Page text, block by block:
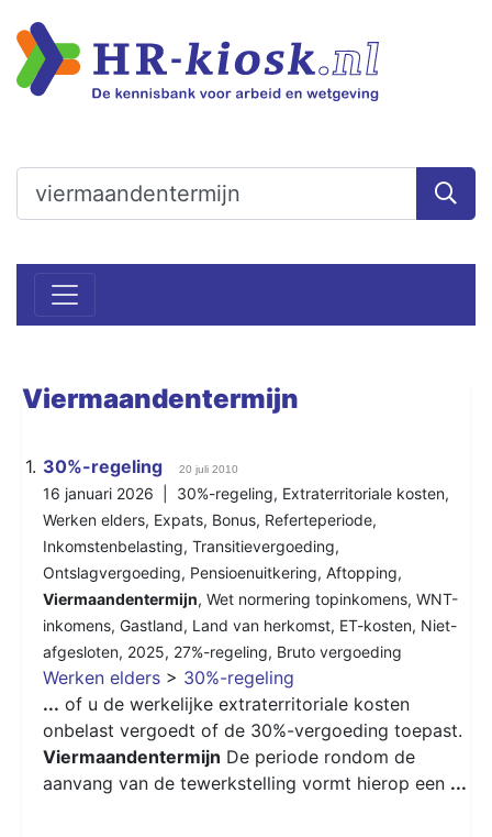
Viermaandentermijn
1. 30%-regeling 20 juli 2010
16 januari 2026 | 30%-regeling, Extraterritoriale kosten,
Werken elders, Expats, Bonus, Referteperiode,
Inkomstenbelasting, Transitievergoeding,
Ontslagvergoeding, Pensioenuitkering, Aftopping,
Viermaandentermijn, Wet normering topinkomens, WNT-
inkomens, Gastland, Land van herkomst, ET-kosten, Niet-
afgesloten, 2025, 27%-regeling, Bruto vergoeding
Werken elders > 30%-regeling
... of u de werkelijke extraterritoriale kosten
onbelast vergoedt of de 30%-vergoeding toepast.
Viermaandentermijn De periode rondom de
aanvang van de tewerkstelling vormt hierop een ...